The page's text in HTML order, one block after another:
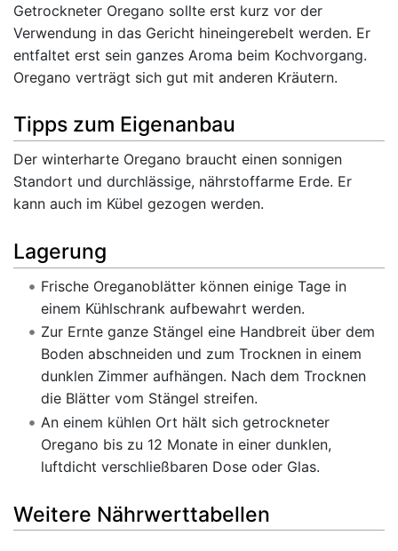
Getrockneter Oregano sollte erst kurz vor der
Verwendung in das Gericht hineingerebelt werden. Er
entfaltet erst sein ganzes Aroma beim Kochvorgang.
Oregano verträgt sich gut mit anderen Kräutern.
Tipps zum Eigenanbau
Der winterharte Oregano braucht einen sonnigen
Standort und durchlässige, nährstoffarme Erde. Er
kann auch im Kübel gezogen werden.
Lagerung
Frische Oreganoblätter können einige Tage in
einem Kühlschrank aufbewahrt werden.
Zur Ernte ganze Stängel eine Handbreit über dem
Boden abschneiden und zum Trocknen in einem
dunklen Zimmer aufhängen. Nach dem Trocknen
die Blätter vom Stängel streifen.
An einem kühlen Ort hält sich getrockneter
Oregano bis zu 12 Monate in einer dunklen,
luftdicht verschließbaren Dose oder Glas.
Weitere Nährwerttabellen